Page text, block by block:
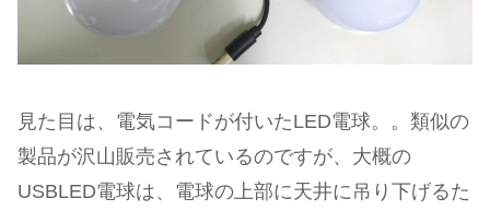
見た目は、電気コードが付いたLED電球。。類似の
製品が沢山販売されているのですが、大概の
USBLED電球は、電球の上部に天井に吊り下げるた